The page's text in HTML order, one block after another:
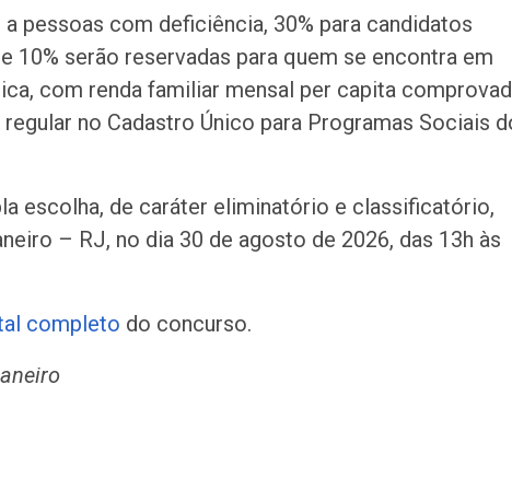
pessoas com deficiência, 30% para candidatos
10% serão reservadas para quem se encontra em
com renda familiar mensal per capita
no Cadastro Único para Programas Sociais
escolha, de caráter eliminatório e classificatório,
– RJ, no dia 30 de agosto de 2026, das 13h às
completo do concurso.